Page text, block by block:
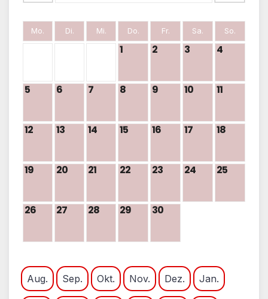
Mo. Di. Mi. Do. Fr. Sa. So.
1 2 3 4
5 6 7 8 9 10 11
12 13 14 15 16 17 18
19 20 21 22 23 24 25
26 27 28 29 30
Aug. Sep. Okt. Nov. Dez. Jan.